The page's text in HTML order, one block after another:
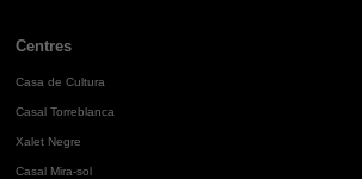
Centres
Casa de Cultura
Casal Torreblanca
Xalet Negre
Casal Mira-sol